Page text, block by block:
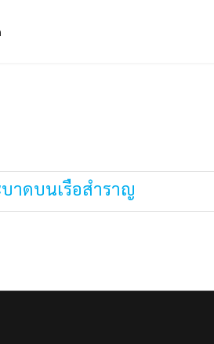
าดบนเรือสำราญ